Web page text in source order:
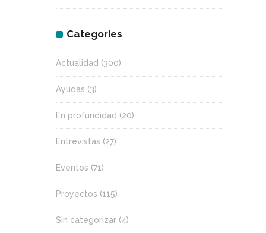
Categories
Actualidad (300)
Ayudas (3)
En profundidad (20)
Entrevistas (27)
Eventos (71)
Proyectos (115)
Sin categorizar (4)